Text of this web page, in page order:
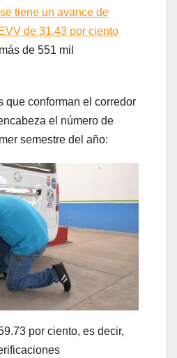
se tiene un avance de
de 31.43 por ciento
de 551 mil
que conforman el corredor
el número de
semestre del año:
por ciento, es decir,